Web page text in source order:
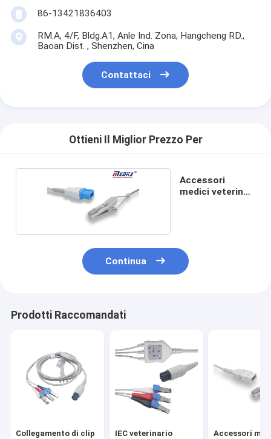
86-13421836403
RM.A, 4/F, Bldg.A1, Anle Ind. Zona, Hangcheng RD.,
Baoan Dist. , Shenzhen, Cina
Contattaci
Ottieni Il Miglior Prezzo Per
Accessori
medici veterinari
Continua
Prodotti Raccomandati
Collegamento di clip
IEC veterinario
Accessori